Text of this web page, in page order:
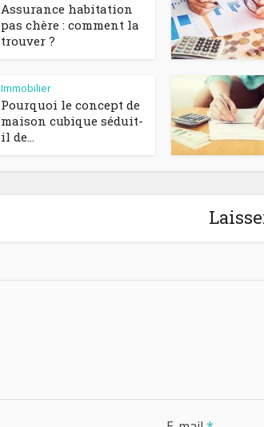
Assurance habitation
pas chère : comment la
trouver ?
Immobilier
Pourquoi le concept de
maison cubique séduit-
il de...